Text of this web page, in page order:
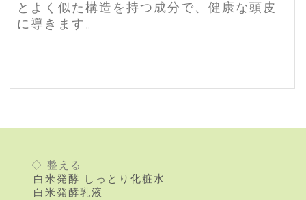
とよく似た構造を持つ成分で、健康な頭皮
に導きます。
◇ 整える
白米発酵 しっとり化粧水
白米発酵乳液